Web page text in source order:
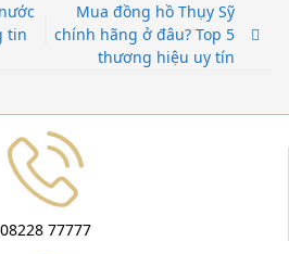
tin
Mua đồng hồ Thụy Sỹ
chính hãng ở đâu? Top 5
thương hiệu uy tín
08228 77777